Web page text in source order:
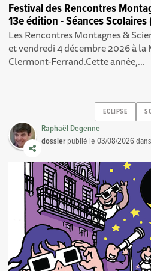
Festival des Rencontres
13e édition - Séances
Les Rencontres Montagnes &
et vendredi 4 décembre 2026 à la
Clermont-Ferrand.Cette année,...
ECLIPSE
Raphaël Degenne
dossier publié le03/08/2026